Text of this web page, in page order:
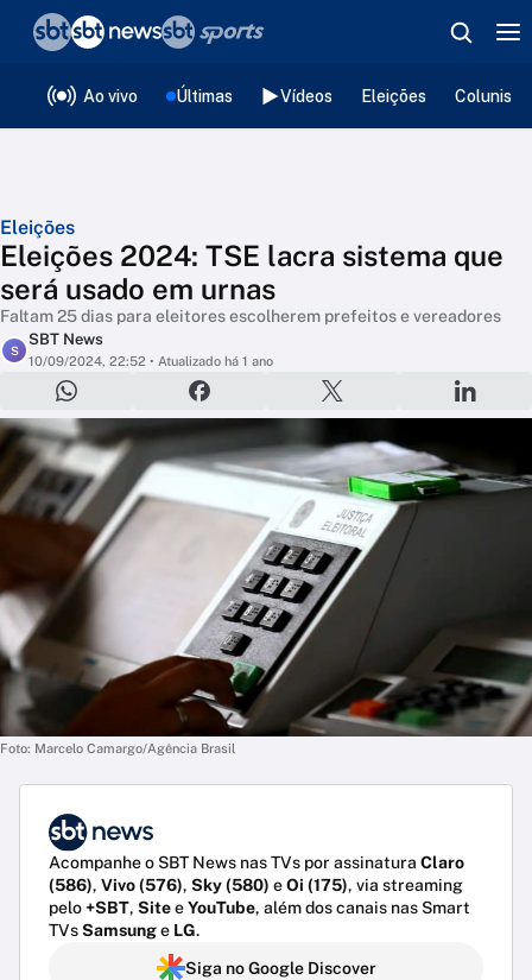
Ao vivo Últimas Vídeos Eleições
Eleições
Eleições 2024: TSE lacra sistema que
será usado em urnas
Faltam 25 dias para eleitores escolherem prefeitos e vereadores
S
SBT News
10/09/2024, 22:52 • Atualizado há 1 ano
Foto: Marcelo Camargo/Agência Brasil
Acompanhe o SBT News nas TVs por assinatura Claro
(586), Vivo (576), Sky (580) eOi (175), via streaming
pelo+SBT, SiteeYouTube, além dos canais nas Smart
TVsSamsunge LG.
Siga no Google Discover
❮voltar
Editorias